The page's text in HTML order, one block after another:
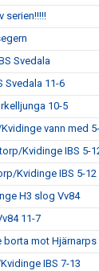
serien!!!!!
Svedala
Svedala 11-6
10-5
vann med
Kvidinge IBS 5-
Kvidinge IBS 5-12
H3 slog Vv84
11-7
mot Hjärnarps
IBS 7-13